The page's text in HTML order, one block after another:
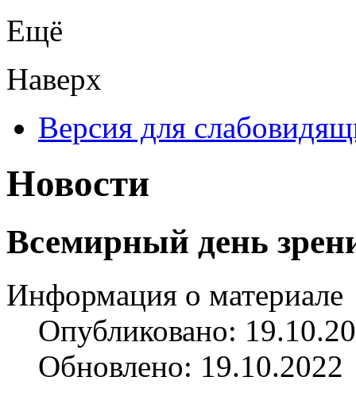
Ещё
Наверх
Версия для
Новости
Всемирный день
Информация о материале
Опубликовано:
Обновлено: 19.10.2022